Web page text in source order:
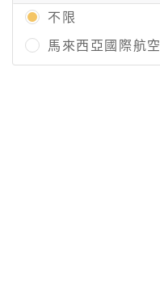
不限
馬來西亞國際航空